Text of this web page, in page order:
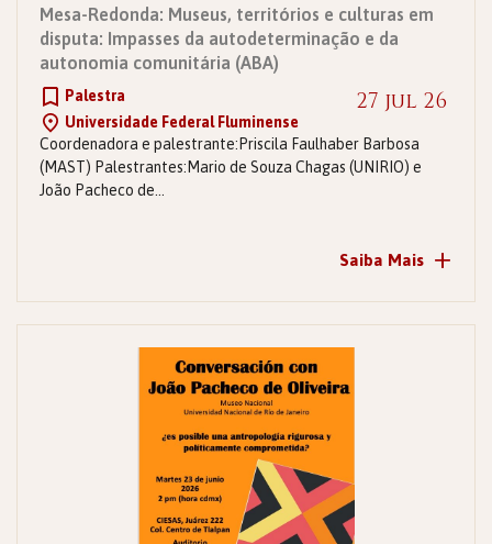
Mesa-Redonda: Museus, territórios e culturas em
disputa: Impasses da autodeterminação e da
autonomia comunitária (ABA)
Palestra
Universidade Federal Fluminense
27 jul 26
Coordenadora e palestrante:Priscila Faulhaber Barbosa
(MAST) Palestrantes:Mario de Souza Chagas (UNIRIO) e
João Pacheco de…
Saiba Mais +